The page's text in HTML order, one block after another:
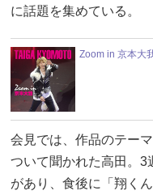
に話題を集めている。
Zoom in 京本大
会見では、作品のテー
ついて聞かれた高田。3
があり、食後に「翔く